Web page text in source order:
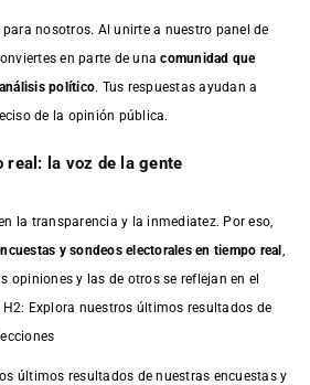
nosotros. Al unirte a nuestro panel de
en parte de unacomunidad que
político. Tus respuestas ayudan a
de la opinión pública.
real: la voz de la gente
la transparencia y la inmediatez. Por eso,
y sondeos electorales en tiempo real
opiniones y las de otros se reflejan en el
Explora nuestros últimos resultados de
últimos resultados de nuestras encuestasy